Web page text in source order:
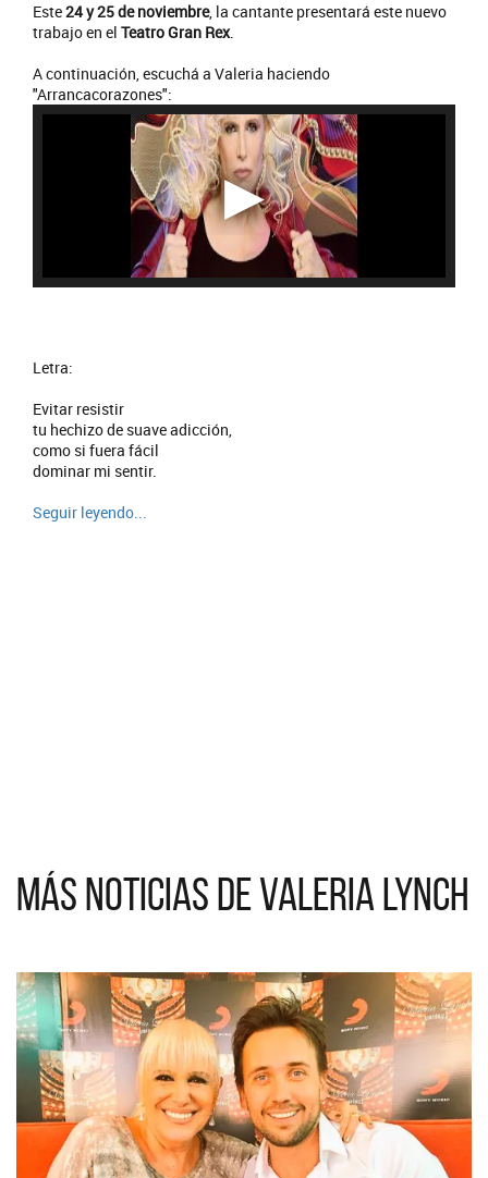
Este24 y 25 de noviembre, la cantante presentará este nuevo
trabajo en el Teatro Gran Rex.
A continuación, escuchá a Valeria haciendo
"Arrancacorazones":
Letra:
Evitar resistir
tu hechizo de suave adicción,
como si fuera fácil
dominar mi sentir.
Seguir leyendo...
Más noticias de Valeria Lynch